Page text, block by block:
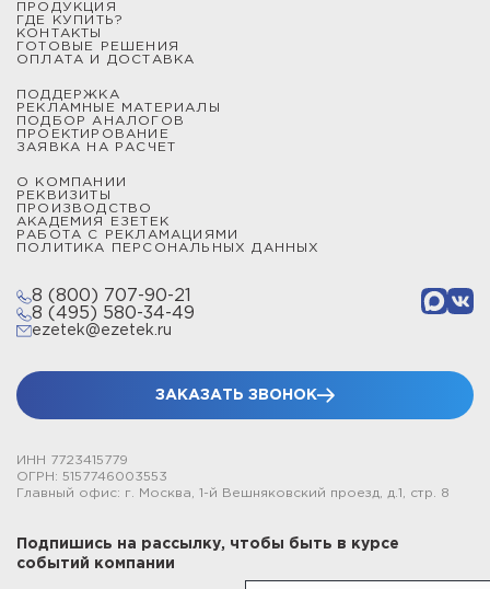
ПРОДУКЦИЯ
ГДЕ КУПИТЬ?
КОНТАКТЫ
ГОТОВЫЕ РЕШЕНИЯ
ОПЛАТА И ДОСТАВКА
ПОДДЕРЖКА
РЕКЛАМНЫЕ МАТЕРИАЛЫ
ПОДБОР АНАЛОГОВ
ПРОЕКТИРОВАНИЕ
ЗАЯВКА НА РАСЧЕТ
О КОМПАНИИ
РЕКВИЗИТЫ
ПРОИЗВОДСТВО
АКАДЕМИЯ ЕЗЕТЕК
РАБОТА С РЕКЛАМАЦИЯМИ
ПОЛИТИКА ПЕРСОНАЛЬНЫХ ДАННЫХ
8 (800) 707-90-21
8 (495) 580-34-49
ezetek@ezetek.ru
ЗАКАЗАТЬ ЗВОНОК
ИНН 7723415779
ОГРН: 5157746003553
Главный офис: г. Москва, 1-й Вешняковский проезд, д.1, стр. 8
Подпишись на рассылку, чтобы быть в курсе
событий компании